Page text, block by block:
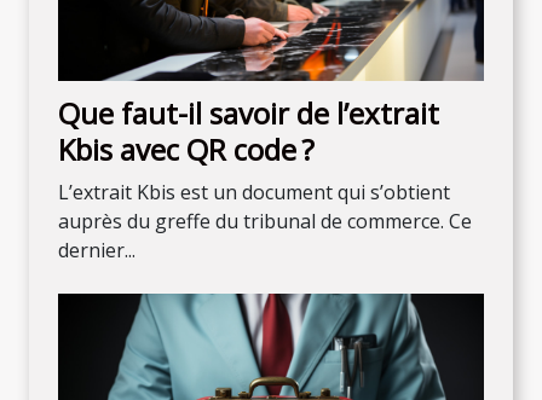
Que faut-il savoir de l’extrait
Kbis avec QR code ?
L’extrait Kbis est un document qui s’obtient
auprès du greffe du tribunal de commerce. Ce
dernier...